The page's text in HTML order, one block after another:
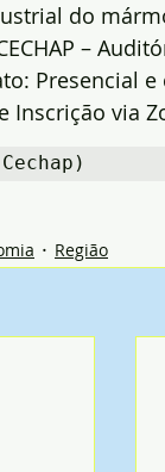
do
–
Presencial
Inscrição via
Região